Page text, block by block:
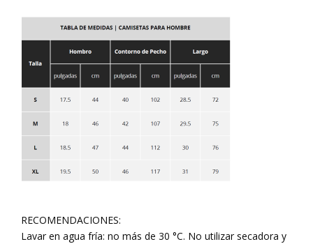
RECOMENDACIONES:
Lavar en agua fría: no más de 30 °C. No utilizar secadora y